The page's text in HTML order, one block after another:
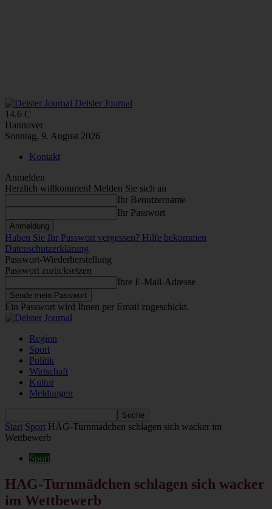
Deister Journal
14.6 C
Hannover
Sonntag, 9. August 2026
Kontakt
Anmelden
Herzlich willkommen! Melden Sie sich an
Ihr Benutzername
Ihr Passwort
Haben Sie Ihr Passwort vergessen? Hilfe bekommen
Datenschutzerklärung
Passwort-Wiederherstellung
Passwort zurücksetzen
Ihre E-Mail-Adresse
Ein Passwort wird Ihnen per Email zugeschickt.
Region
Sport
Politik
Wirtschaft
Kultur
Meldungen
Start Sport HAG-Turnmädchen schlagen sich wacker im
Wettbewerb
Sport
HAG-Turnmädchen schlagen sich wacker
im Wettbewerb